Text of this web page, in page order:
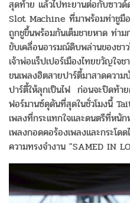
สุดท้าย แล้วไปทะยานต่อกับซาวด์
Slot Machine ที่มาพร้อมท่าชูมื
ถูกชูขึ้นพร้อมกันเต็มชายหาด ท่าม
ขับเคลื่อนอารมณ์ดิบพล่านของชา
เจ้าพ่อแร็ปเปอร์เมืองไทยขวัญใ
ขนเพลงฮิตสายปาร์ตี้มาสาดควา
ปาร์ตี้ให้ลุกเป็นไฟ ก่อนจะปิดท้า
ฟอร์มานซ์ดุดันที่สุดในชั่วโมงนี้
เพลงที่กระแทกใจและดนตรีที่หนั
เพลงกอดคอร้องเพลงและกระโ
ความทรงจำงาน "SAMED IN